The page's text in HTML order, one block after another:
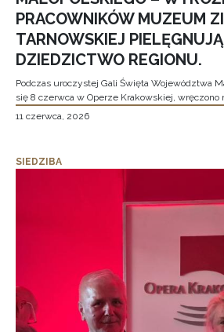
PRACOWNIKÓW MUZEUM
TARNOWSKIEJ
DZIEDZICTWO REGIONU.
Podczas uroczystej Gali Święta Województwa
się 8 czerwca w Operze Krakowskiej,
11 czerwca, 2026
SIEDZIBA